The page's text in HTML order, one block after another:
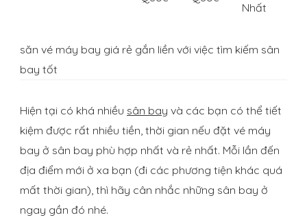
Nhất
săn vé máy bay giá rẻ gắn liền với việc tìm kiếm sân
bay tốt
Hiện tại có khá nhiều sân bay và các bạn có thể tiết
kiệm được rất nhiều tiền, thời gian nếu đặt vé máy
bay ở sân bay phù hợp nhất và rẻ nhất. Mỗi lần đến
địa điểm mới ở xa bạn (đi các phương tiện khác quá
mất thời gian), thì hãy cân nhắc những sân bay ở
ngay gần đó nhé.